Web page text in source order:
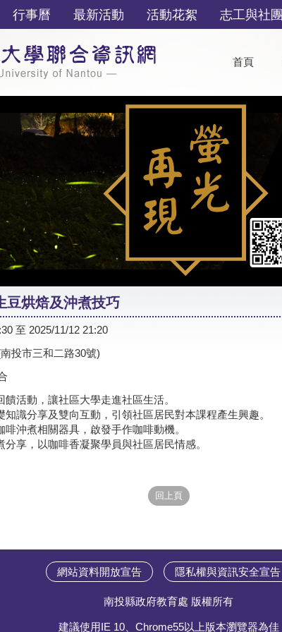
行事曆 最新活動 活動花絮 志工與社團
首頁
豆烘焙及沖煮技巧
至 2025/11/12 21:20
投市三和二路30號)
饋活動，讓社區大學走進社區生活。
知識分享及雙向互動，引領社區居民對本課程產生興趣。
啡沖煮相關器具，啟發手作咖啡動機。
分享，以咖啡香凝聚學員與社區居民情感。
網站資料開放宣告 隱私權與資訊安全宣告
南投縣政府教育處 版權所有
建議使用IE 10、Chrome55以上版本瀏覽器為佳